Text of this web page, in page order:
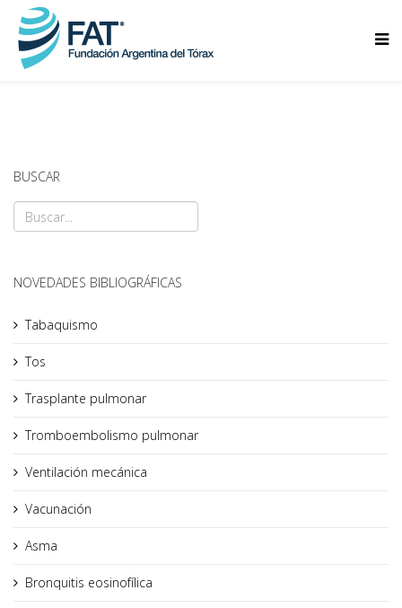
BUSCAR
NOVEDADES BIBLIOGRÁFICAS
Tabaquismo
Tos
Trasplante pulmonar
Tromboembolismo pulmonar
Ventilación mecánica
Vacunación
Asma
Bronquitis eosinofílica